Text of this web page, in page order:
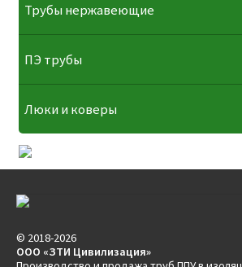
Трубы нержавеющие
ПЭ трубы
Люки и коверы
© 2018-2026
ООО «ЗТИ Цивилизация»